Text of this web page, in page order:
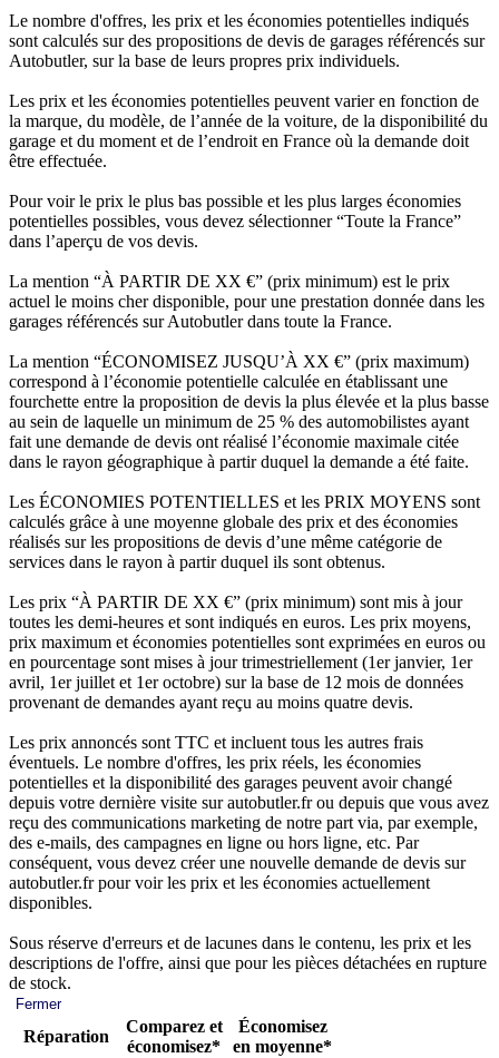
Le nombre d'offres, les prix et les économies potentielles indiqués
sont calculés sur des propositions de devis de garages référencés sur
Autobutler, sur la base de leurs propres prix individuels.
Les prix et les économies potentielles peuvent varier en fonction de
la marque, du modèle, de l’année de la voiture, de la disponibilité du
garage et du moment et de l’endroit en France où la demande doit
être effectuée.
Pour voir le prix le plus bas possible et les plus larges économies
potentielles possibles, vous devez sélectionner “Toute la France”
dans l’aperçu de vos devis.
La mention “À PARTIR DE XX €” (prix minimum) est le prix
actuel le moins cher disponible, pour une prestation donnée dans les
garages référencés sur Autobutler dans toute la France.
La mention “ÉCONOMISEZ JUSQU’À XX €” (prix maximum)
correspond à l’économie potentielle calculée en établissant une
fourchette entre la proposition de devis la plus élevée et la plus basse
au sein de laquelle un minimum de 25 % des automobilistes ayant
fait une demande de devis ont réalisé l’économie maximale citée
dans le rayon géographique à partir duquel la demande a été faite.
Les ÉCONOMIES POTENTIELLES et les PRIX MOYENS sont
calculés grâce à une moyenne globale des prix et des économies
réalisés sur les propositions de devis d’une même catégorie de
services dans le rayon à partir duquel ils sont obtenus.
Les prix “À PARTIR DE XX €” (prix minimum) sont mis à jour
toutes les demi-heures et sont indiqués en euros. Les prix moyens,
prix maximum et économies potentielles sont exprimées en euros ou
en pourcentage sont mises à jour trimestriellement (1er janvier, 1er
avril, 1er juillet et 1er octobre) sur la base de 12 mois de données
provenant de demandes ayant reçu au moins quatre devis.
Les prix annoncés sont TTC et incluent tous les autres frais
éventuels. Le nombre d'offres, les prix réels, les économies
potentielles et la disponibilité des garages peuvent avoir changé
depuis votre dernière visite sur autobutler.fr ou depuis que vous avez
reçu des communications marketing de notre part via, par exemple,
des e-mails, des campagnes en ligne ou hors ligne, etc. Par
conséquent, vous devez créer une nouvelle demande de devis sur
autobutler.fr pour voir les prix et les économies actuellement
disponibles.
Sous réserve d'erreurs et de lacunes dans le contenu, les prix et les
descriptions de l'offre, ainsi que pour les pièces détachées en rupture
de stock.
Fermer
Réparation
Comparez et
économisez*
Économisez
en moyenne*